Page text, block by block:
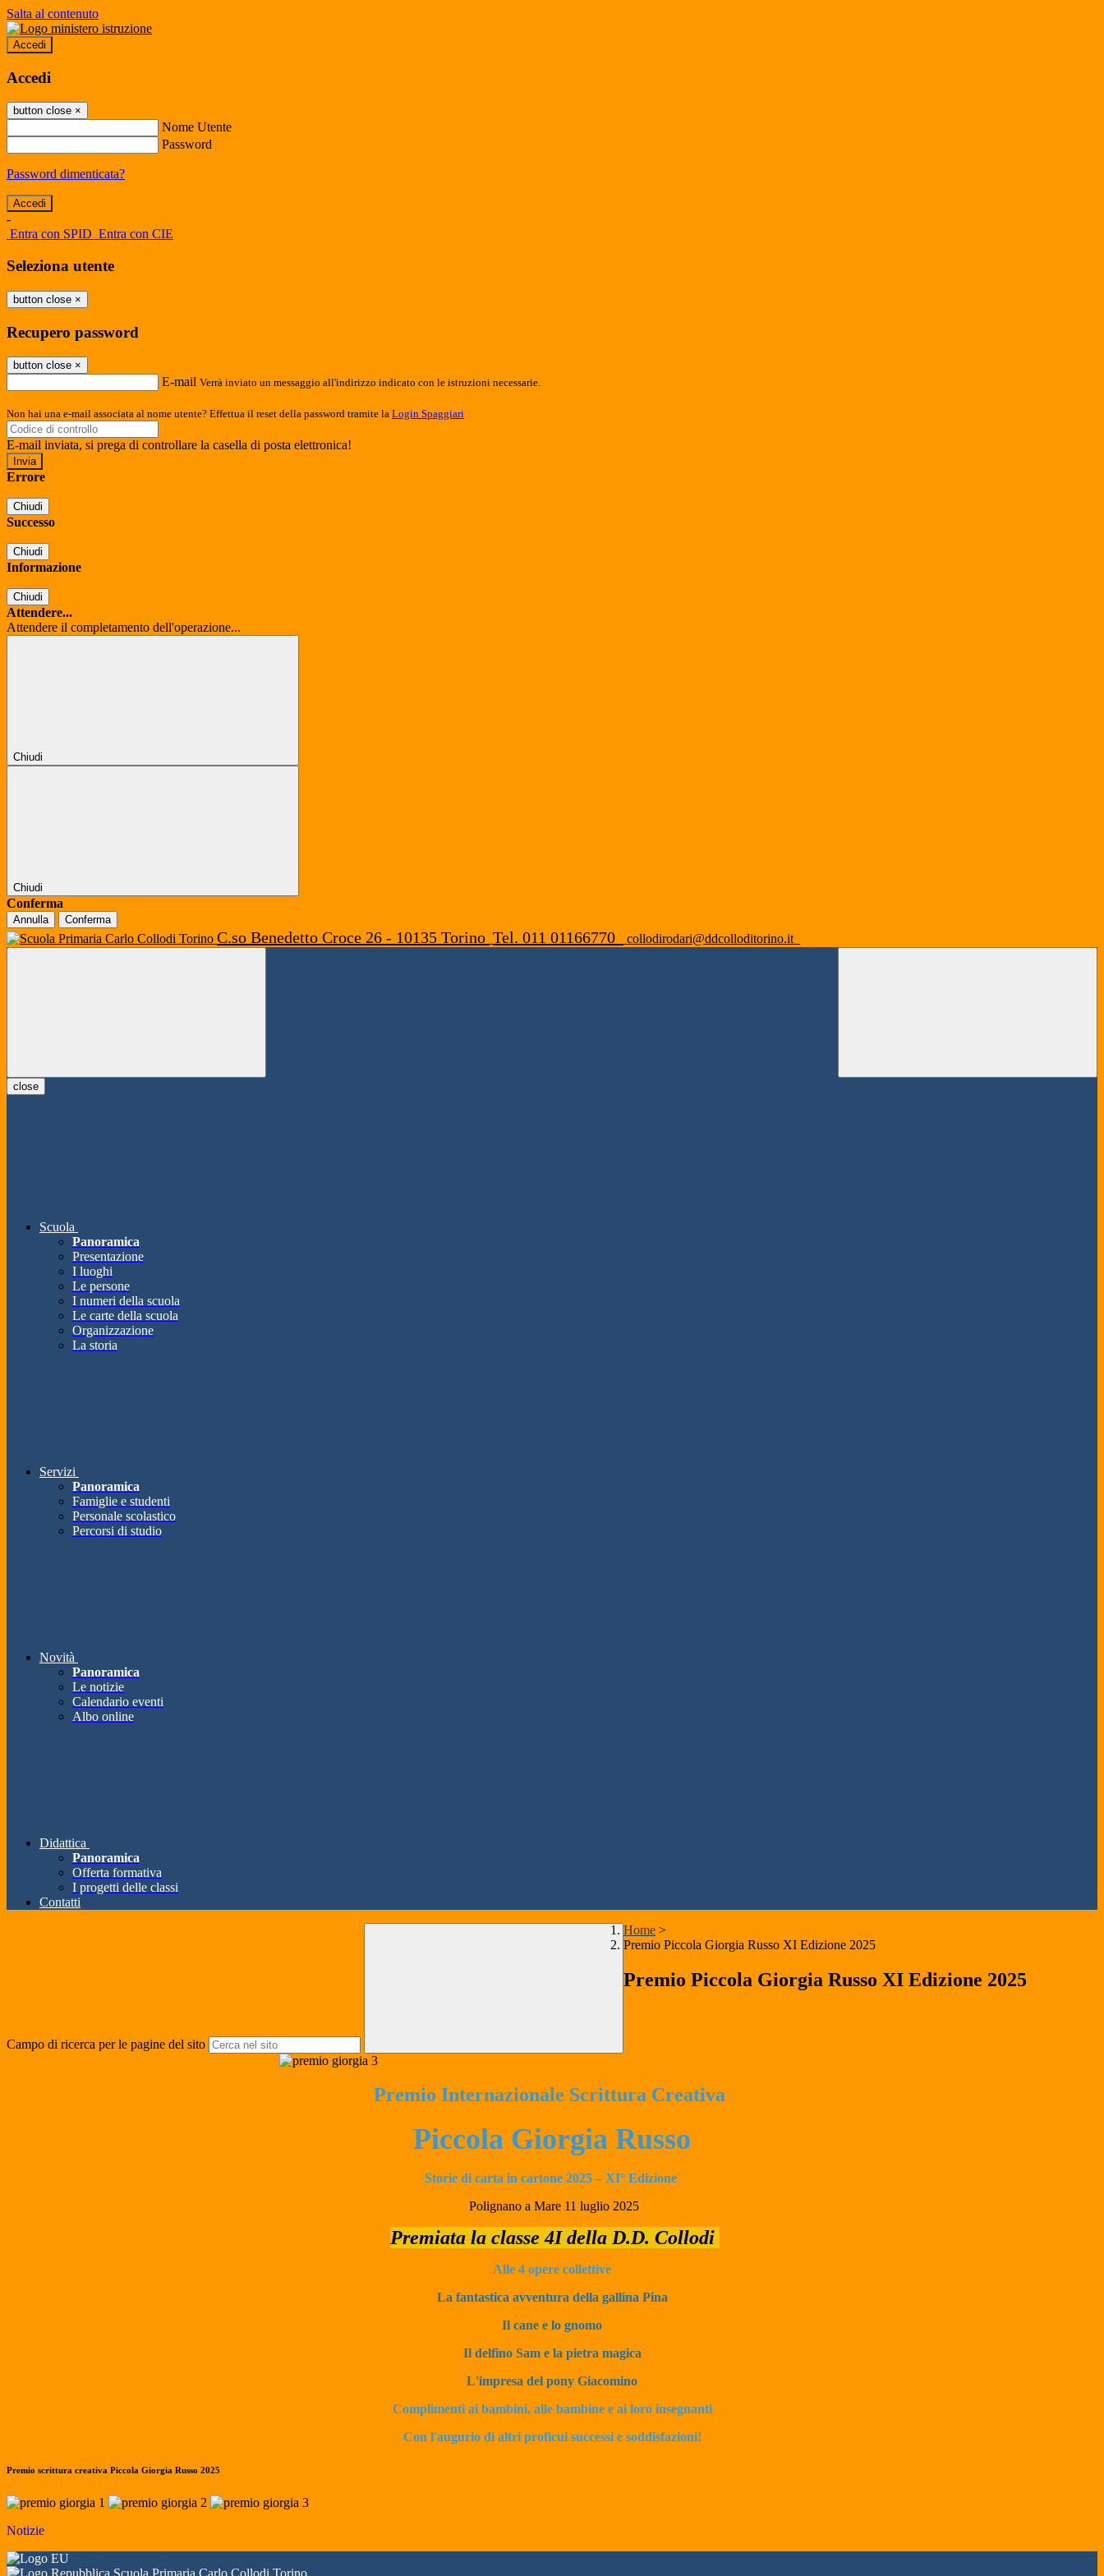
Salta al contenuto
Accedi
Accedi
button close ×
Nome Utente
Password
Password dimenticata?
-
Entra con SPID Entra con CIE
Seleziona utente
button close ×
Recupero password
button close ×
E-mail Verrà inviato un messaggio all'indirizzo indicato con le istruzioni necessarie.
Non hai una e-mail associata al nome utente? Effettua il reset della password tramite la Login Spaggiari
E-mail inviata, si prega di controllare la casella di posta elettronica!
Errore
Chiudi
Successo
Chiudi
Informazione
Chiudi
Attendere...
Attendere il completamento dell'operazione...
Chiudi
Chiudi
Conferma
Annulla Conferma
C.so Benedetto Croce 26 - 10135 Torino Tel. 011 01166770 collodirodari@ddcolloditorino.it
close
Scuola
Panoramica
Presentazione
I luoghi
Le persone
I numeri della scuola
Le carte della scuola
Organizzazione
La storia
Servizi
Panoramica
Famiglie e studenti
Personale scolastico
Percorsi di studio
Novità
Panoramica
Le notizie
Calendario eventi
Albo online
Didattica
Panoramica
Offerta formativa
I progetti delle classi
Contatti
Campo di ricerca per le pagine del sito
Home >
Premio Piccola Giorgia Russo XI Edizione 2025
Premio Piccola Giorgia Russo XI Edizione 2025
Premio Internazionale Scrittura Creativa
Piccola Giorgia Russo
Storie di carta in cartone 2025 – XI° Edizione
Polignano a Mare 11 luglio 2025
Premiata la classe 4I della D.D. Collodi
Alle 4 opere collettive
La fantastica avventura della gallina Pina
Il cane e lo gnomo
Il delfino Sam e la pietra magica
L'impresa del pony Giacomino
Complimenti ai bambini, alle bambine e ai loro insegnanti
Con l'augurio di altri proficui successi e soddisfazioni!
Premio scrittura creativa Piccola Giorgia Russo 2025
Notizie